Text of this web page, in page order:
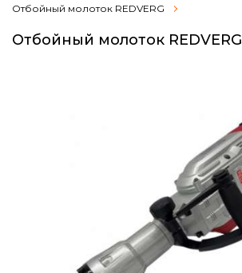
Отбойный молоток REDVERG
Отбойный молоток REDVERG